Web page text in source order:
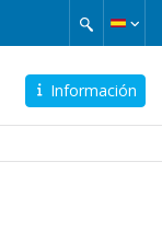
Información